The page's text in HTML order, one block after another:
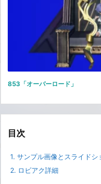
853「オーバーロード」
目次
1. サンプル画像とスライドシ
2. ロビアク詳細